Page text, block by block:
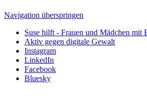
Navigation überspringen
Suse hilft - Frauen und Mädchen mit
Aktiv gegen digitale Gewalt
Instagram
LinkedIn
Facebook
Bluesky